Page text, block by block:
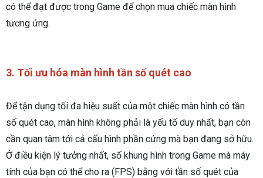
có thể đạt được trong Game để chọn mua chiếc màn hình
tương ứng.
3. Tối ưu hóa màn hình tần số quét cao
Để tận dụng tối đa hiệu suất của một chiếc màn hình có tần
số quét cao, màn hình không phải là yếu tố duy nhất, bạn còn
cần quan tâm tới cả cấu hình phần cứng mà bạn đang sở hữu.
Ở điều kiện lý tưởng nhất, số khung hình trong Game mà máy
tính của bạn có thể cho ra (FPS) bằng với tần số quét của